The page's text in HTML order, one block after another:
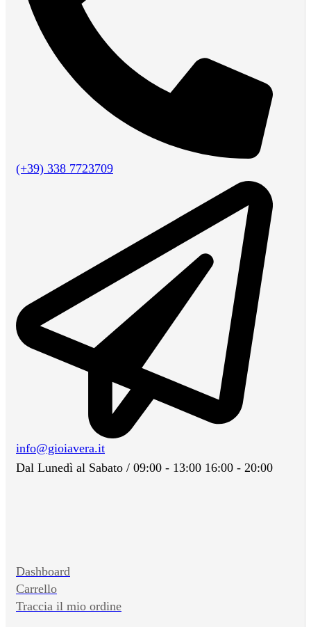
(+39) 338 7723709
info@gioiavera.it
Dal Lunedì al Sabato / 09:00 - 13:00 16:00 - 20:00
Dashboard
Carrello
Traccia il mio ordine